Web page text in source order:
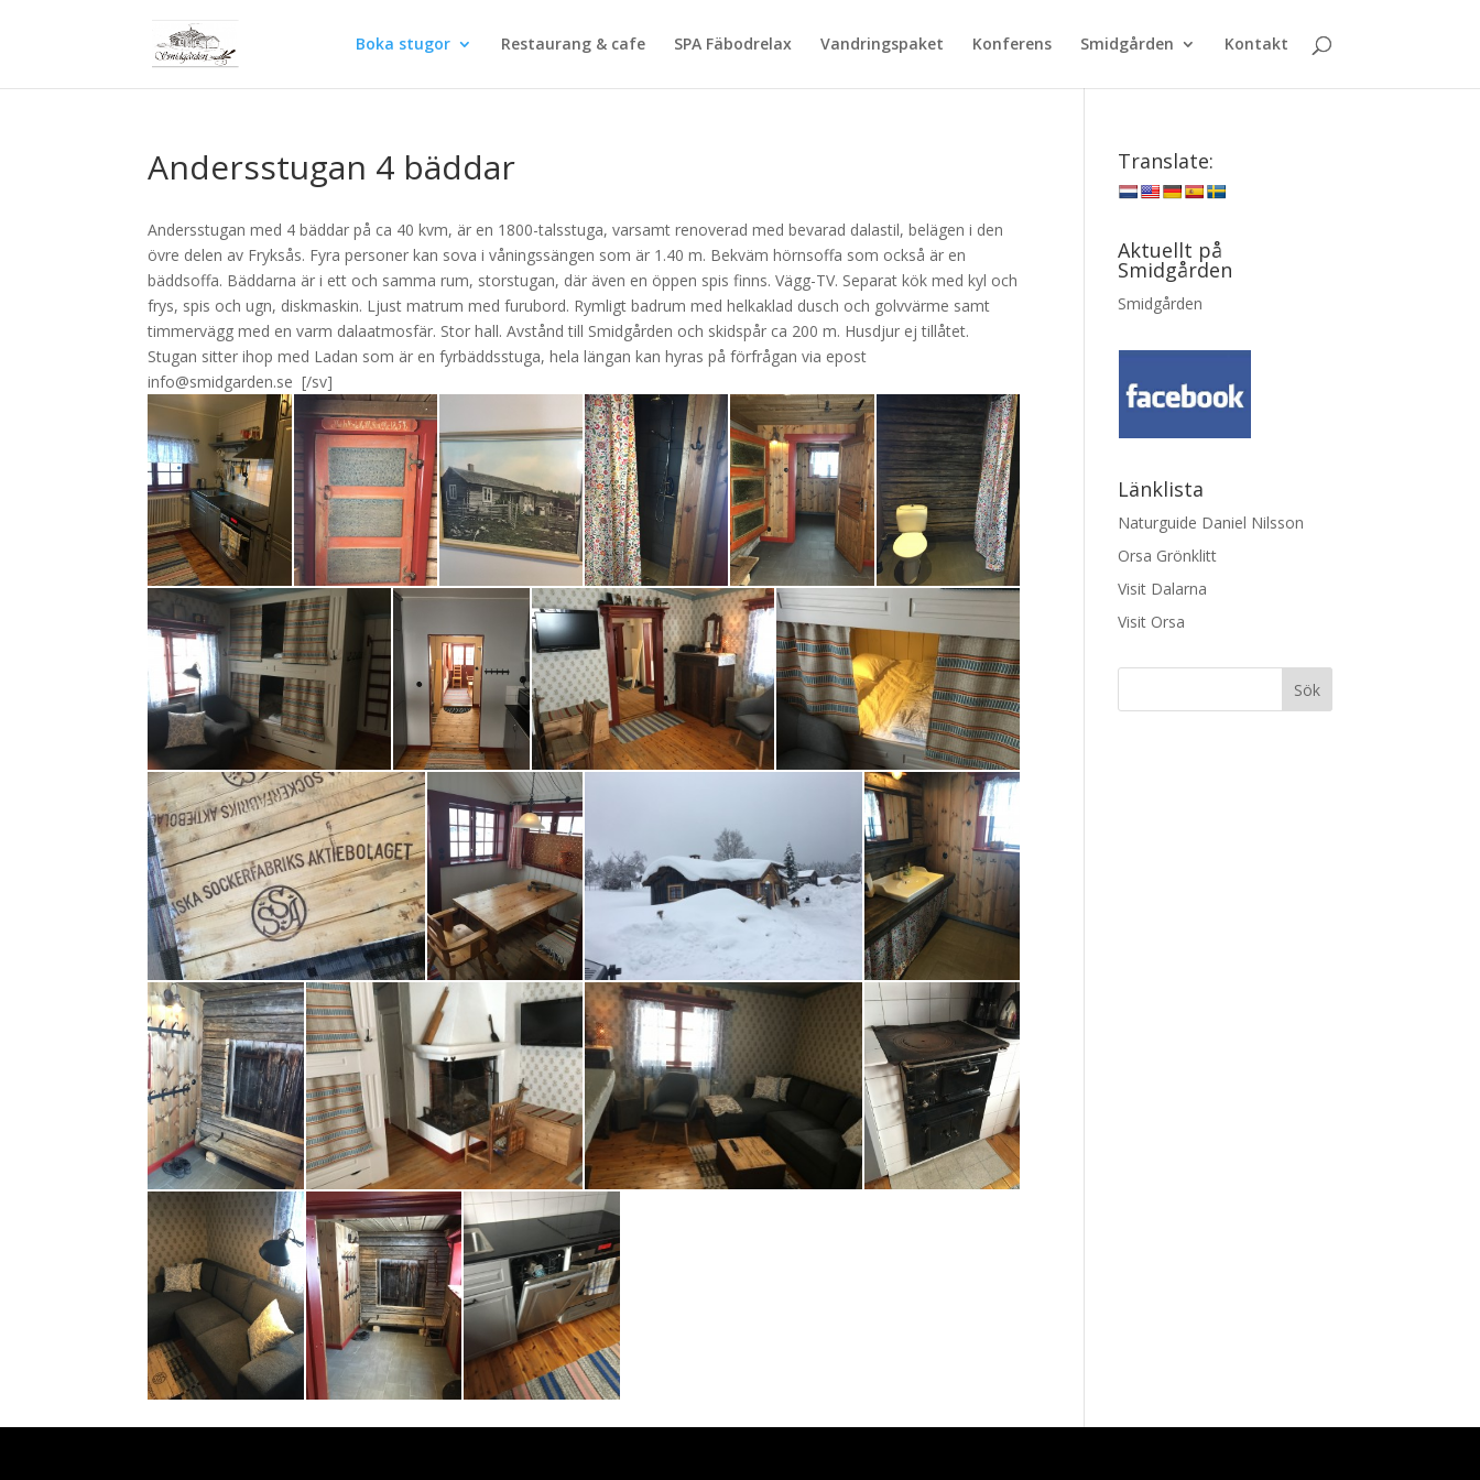
Boka stugor Restaurang & cafe SPA Fäbodrelax Vandringspaket Konferens Smidgården Kontakt
Andersstugan 4 bäddar
Andersstugan med 4 bäddar på ca 40 kvm, är en 1800-talsstuga, varsamt renoverad med bevarad dalastil, belägen i den
övre delen av Fryksås. Fyra personer kan sova i våningssängen som är 1.40 m. Bekväm hörnsoffa som också är en
bäddsoffa. Bäddarna är i ett och samma rum, storstugan, där även en öppen spis finns. Vägg-TV. Separat kök med kyl och
frys, spis och ugn, diskmaskin. Ljust matrum med furubord. Rymligt badrum med helkaklad dusch och golvvärme samt
timmervägg med en varm dalaatmosfär. Stor hall. Avstånd till Smidgården och skidspår ca 200 m. Husdjur ej tillåtet.
Stugan sitter ihop med Ladan som är en fyrbäddsstuga, hela längan kan hyras på förfrågan via epost
info@smidgarden.se [/sv]
Translate:
Aktuellt på
Smidgården
Smidgården
Länklista
Naturguide Daniel Nilsson
Orsa Grönklitt
Visit Dalarna
Visit Orsa
Sök